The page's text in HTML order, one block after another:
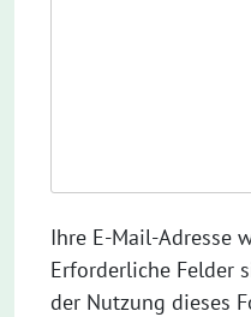
Ihre E-Mail-Adresse
Erforderliche Felder
der Nutzung dieses